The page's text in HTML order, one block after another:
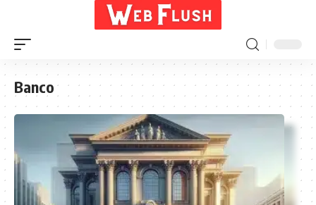
Banco